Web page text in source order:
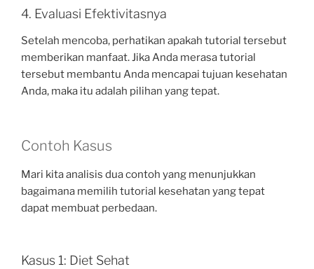
4. Evaluasi Efektivitasnya
Setelah mencoba, perhatikan apakah tutorial tersebut
memberikan manfaat. Jika Anda merasa tutorial
tersebut membantu Anda mencapai tujuan kesehatan
Anda, maka itu adalah pilihan yang tepat.
Contoh Kasus
Mari kita analisis dua contoh yang menunjukkan
bagaimana memilih tutorial kesehatan yang tepat
dapat membuat perbedaan.
Kasus 1: Diet Sehat